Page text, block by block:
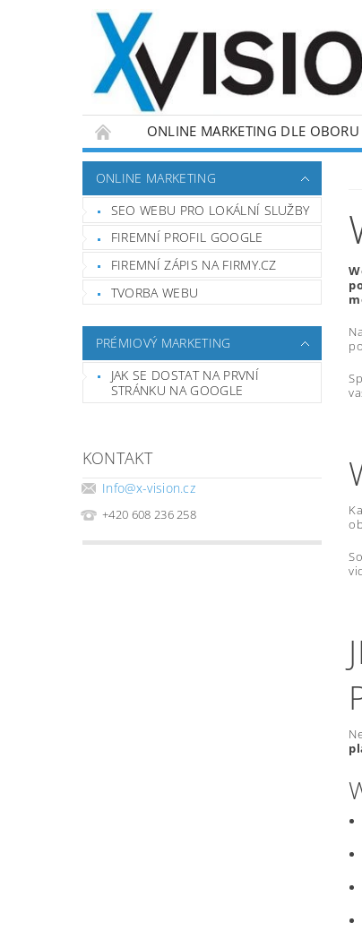
ONLINE MARKETING DLE OBORU
ONLINE MARKETING
SEO WEBU PRO LOKÁLNÍ SLUŽBY
FIREMNÍ PROFIL GOOGLE
FIREMNÍ ZÁPIS NA FIRMY.CZ
TVORBA WEBU
PRÉMIOVÝ MARKETING
JAK SE DOSTAT NA PRVNÍ
STRÁNKU NA GOOGLE
KONTAKT
Info@x-vision.cz
+420 608 236 258